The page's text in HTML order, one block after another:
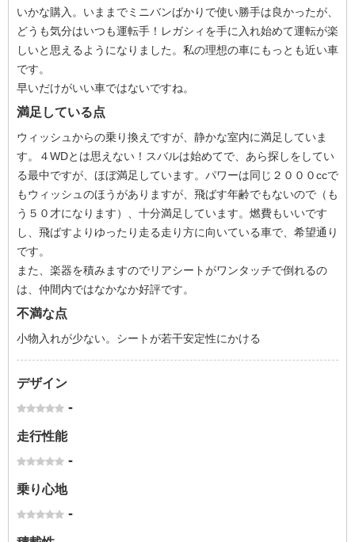
いかな購入。いままでミニバンばかりで使い勝手は良かったが、
どうも気分はいつも運転手！レガシィを手に入れ始めて運転が楽
しいと思えるようになりました。私の理想の車にもっとも近い車
です。
早いだけがいい車ではないですね。
満足している点
ウィッシュからの乗り換えですが、静かな室内に満足していま
す。４WDとは思えない！スバルは始めてで、あら探しをしてい
る最中ですが、ほぼ満足しています。パワーは同じ２０００ccで
もウィッシュのほうがありますが、飛ばす年齢でもないので（も
う５０才になります）、十分満足しています。燃費もいいです
し、飛ばすよりゆったり走る走り方に向いている車で、希望通り
です。
また、楽器を積みますのでリアシートがワンタッチで倒れるの
は、仲間内ではなかなか好評です。
不満な点
小物入れが少ない。シートが若干安定性にかける
デザイン
-
走行性能
-
乗り心地
-